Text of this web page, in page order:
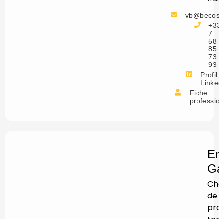
7
58
85
73
93
Profil
Fiche
de